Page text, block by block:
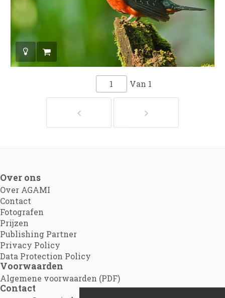
Van 1
Over ons
Over AGAMI
Contact
Fotografen
Prijzen
Publishing Partner
Privacy Policy
Data Protection Policy
Voorwaarden
Algemene voorwaarden (PDF)
Contact